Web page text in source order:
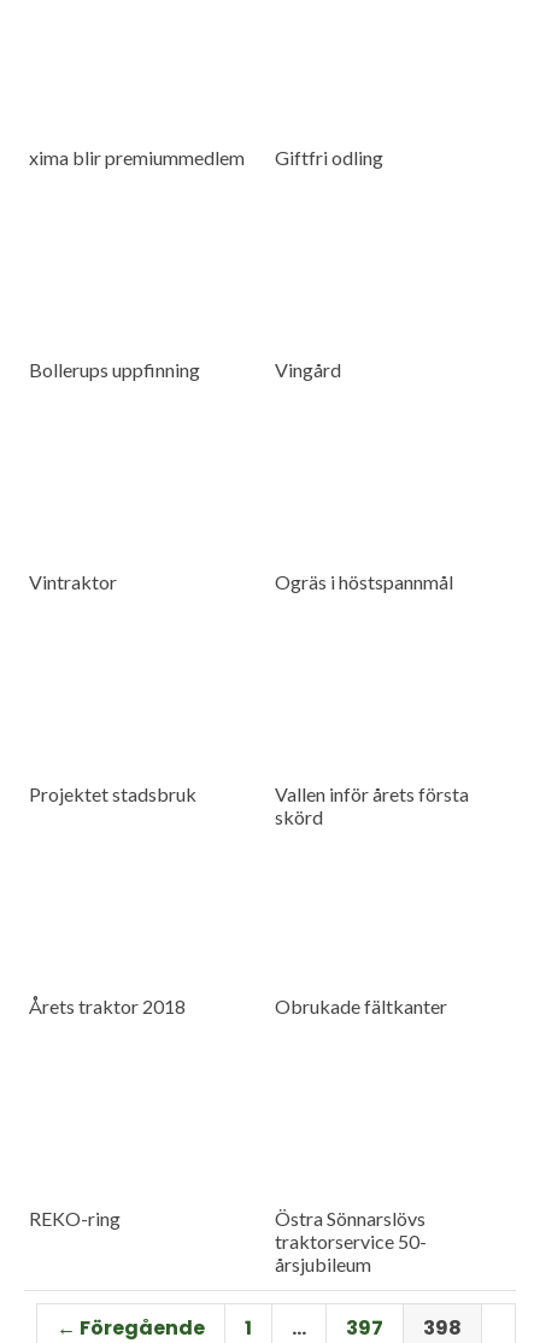
xima blir premiummedlem Giftfri odling
Bollerups uppfinning Vingård
Vintraktor Ogräs i höstspannmål
Projektet stadsbruk
Vallen inför årets första
skörd
Årets traktor 2018 Obrukade fältkanter
REKO-ring
Östra Sönnarslövs
traktorservice 50-
årsjubileum
← Föregående 1 … 397
398